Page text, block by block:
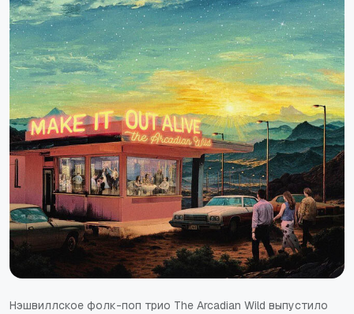
Нэшвиллское фолк-поп трио The Arcadian Wild выпустило